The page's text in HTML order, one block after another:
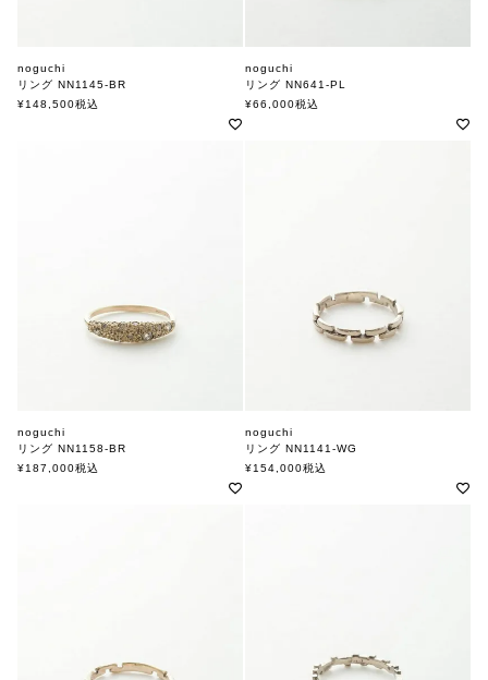
noguchi
リング NN1145-BR
ノグチ
¥148,500税込
noguchi
リング NN641-PL
ノグチ
¥66,000税込
noguchi
リング NN1158-BR
ノグチ
¥187,000税込
noguchi
リング NN1141-WG
ノグチ
¥154,000税込